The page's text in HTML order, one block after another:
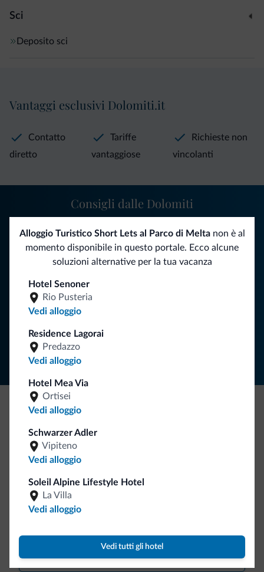
Sci
Deposito sci
Alloggio Turistico Short Lets al Parco di Meltanon è al
momento disponibile in questo portale. Ecco alcune
soluzioni alternative per la tua vacanza
Hotel Senoner
Rio Pusteria
Vedi alloggio
Residence Lagorai
Predazzo
Vedi alloggio
Hotel Mea Via
Ortisei
Vedi alloggio
Schwarzer Adler
Vipiteno
Vedi alloggio
Soleil Alpine Lifestyle Hotel
La Villa
Vedi alloggio
Vedi tutti gli hotel
Vantaggi esclusivi Dolomiti.it
Contatto
diretto
Tariffe
vantaggiose
Richieste non
vincolanti
Segui Dolomiti.it
Consigli dalle Dolomiti
Riceverai informazioni, offerte esclusive e news per la tua
vacanza nelle Dolomiti.
ISCRIVITI ALLA NEWSLETTER
Ce l'avete chiesto in tanti. Ecco la nuova collezione firmata
Dolomiti.it!
Vai allo shop